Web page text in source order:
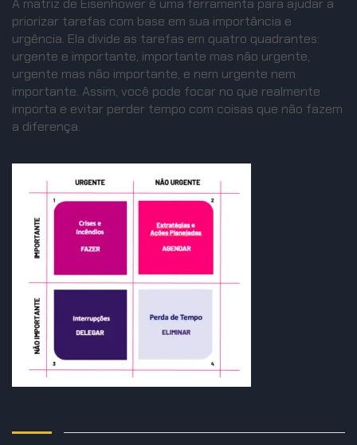
A matriz de Eisenhower é uma ferramenta para ajudar a
priorizar tarefas com base em sua importância e
urgência. Ela divide as tarefas em quatro quadrantes:
urgente e importante, importante mas não urgente,
urgente mas não importante, e nem urgente nem
importante. Assim, você pode focar no que realmente
importa e evitar perder tempo com coisas que não fazem
a diferença.